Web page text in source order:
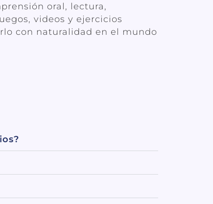
oral, lectura,
videos y ejercicios
con naturalidad en el mundo